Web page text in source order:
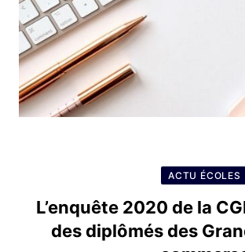
ACTU ÉCOLES
L’enquête 2020 de la
des diplômés des